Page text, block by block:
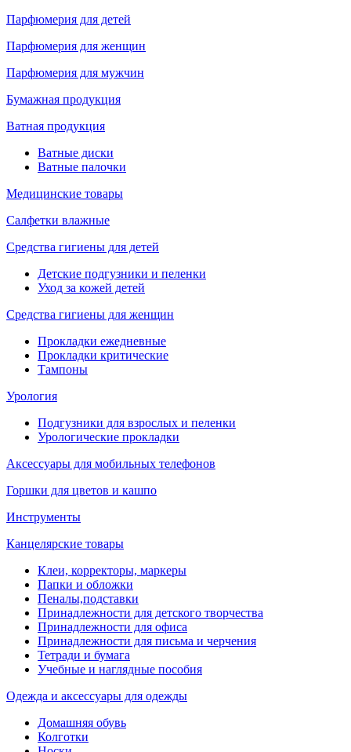
Парфюмерия для детей
Парфюмерия для женщин
Парфюмерия для мужчин
Бумажная продукция
Ватная продукция
Ватные диски
Ватные палочки
Медицинские товары
Салфетки влажные
Средства гигиены для детей
Детские подгузники и пеленки
Уход за кожей детей
Средства гигиены для женщин
Прокладки ежедневные
Прокладки критические
Тампоны
Урология
Подгузники для взрослых и пеленки
Урологические прокладки
Аксессуары для мобильных телефонов
Горшки для цветов и кашпо
Инструменты
Канцелярские товары
Клеи, корректоры, маркеры
Папки и обложки
Пеналы,подставки
Принадлежности для детского творчества
Принадлежности для офиса
Принадлежности для письма и черчения
Тетради и бумага
Учебные и наглядные пособия
Одежда и аксессуары для одежды
Домашняя обувь
Колготки